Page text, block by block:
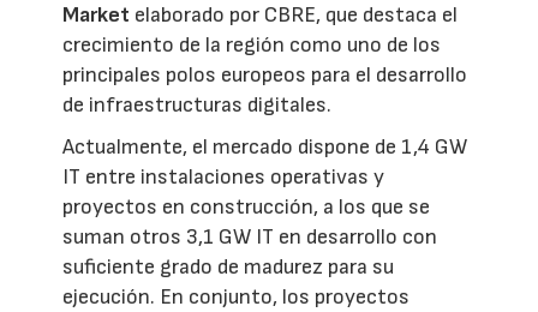
Market elaborado por CBRE, que destaca el
crecimiento de la región como uno de los
principales polos europeos para el desarrollo
de infraestructuras digitales.
Actualmente, el mercado dispone de 1,4 GW
IT entre instalaciones operativas y
proyectos en construcción, a los que se
suman otros 3,1 GW IT en desarrollo con
suficiente grado de madurez para su
ejecución. En conjunto, los proyectos